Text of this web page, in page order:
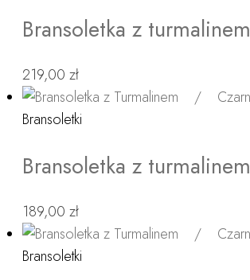
Bransoletka z turmalinem
219,00 zł
Bransoletki
Bransoletka z turmalinem
189,00 zł
Bransoletki